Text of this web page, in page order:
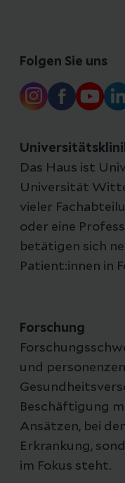
Folgen Sie uns
Das Haus ist
Universität
vieler
oder eine
betätigen sich
Patient:innen in
Forschung
und
Beschäftigung
Ansätzen, bei
Erkrankung,
im Fokus steht.